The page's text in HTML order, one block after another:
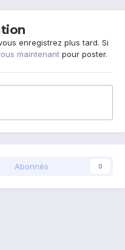
enregistrez plus tard. Si
maintenant pour poster.
Abonnés 0